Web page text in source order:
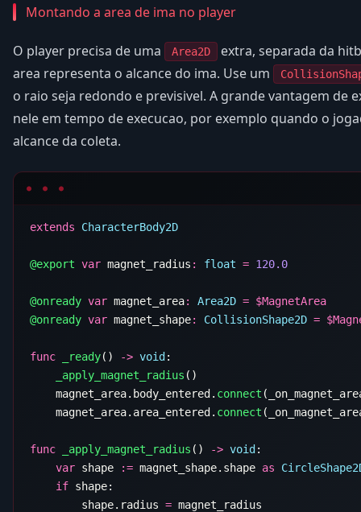
Montando a area de ima no player
O player precisa de uma Area2D
extra, separada da
area representa o alcance do ima. Use um
o raio seja redondo e previsivel. A grande vantagem de
nele em tempo de execucao, por exemplo quando o
alcance da coleta.
extends
@export var magnet_radius : float =
@onready var magnet_area: Area2D = $
@onready var magnet_shape: CollisionShape2D = $
func _ready() -> void
    _apply_magnet_radius
    magnet_area.body_entered.
connect
    magnet_area.area_entered.
connect
func _apply_magnet_radius () -> void
    var
shape := magnet_shape.shape as
    if
        shape.radius
=